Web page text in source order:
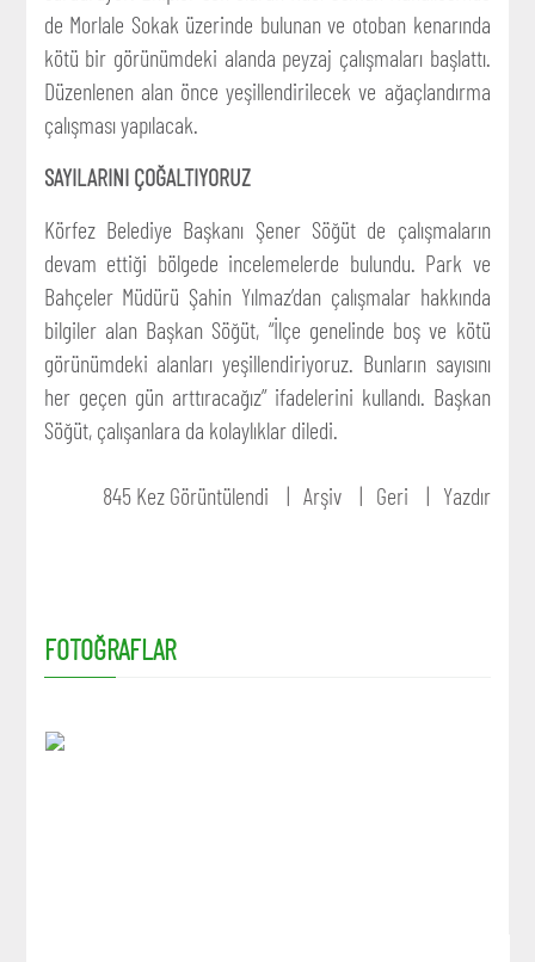
de Morlale Sokak üzerinde bulunan ve otoban kenarında
kötü bir görünümdeki alanda peyzaj çalışmaları başlattı.
Düzenlenen alan önce yeşillendirilecek ve ağaçlandırma
çalışması yapılacak.
SAYILARINI ÇOĞALTIYORUZ
Körfez Belediye Başkanı Şener Söğüt de çalışmaların
devam ettiği bölgede incelemelerde bulundu. Park ve
Bahçeler Müdürü Şahin Yılmaz’dan çalışmalar hakkında
bilgiler alan Başkan Söğüt, “İlçe genelinde boş ve kötü
görünümdeki alanları yeşillendiriyoruz. Bunların sayısını
her geçen gün arttıracağız” ifadelerini kullandı. Başkan
Söğüt, çalışanlara da kolaylıklar diledi.
845 Kez Görüntülendi Arşiv Geri Yazdır
FOTOĞRAFLAR